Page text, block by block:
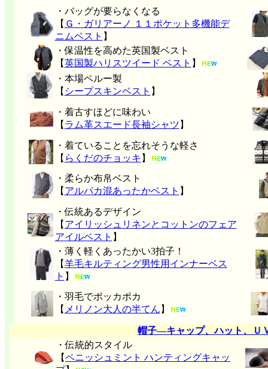
・バッグが要らなくなる
【 Ｇ・ガリアーノ １１ポケット多機能デ
ニムベスト 】
・保温性を高めた英国製ベスト
【英国製ハリスツイード ベスト 】
・本場ペルー製
【 シープスキンベスト 】
・着古すほどに味わい
【 ラム革スエード長袖シャツ 】
・着ていることを忘れそうな軽さ
【 らくだのチョッキ 】
・柔らか布帛ベスト
【 アルパカ混あったかベスト 】
・伝統あるデザイン
【 アイリッシュリネンとコットンのフェア
アイルベスト 】
・薄く軽くあったかい3拍子！
【羊毛キルティング男性用インナーベス
ト 】
・羽毛でポッカポカ
【 メリノン大人の半てん 】
帽子―キャップ、ハット、Ｕ
・伝統的スタイル
【ペニッシュミント ハンティングキャッ